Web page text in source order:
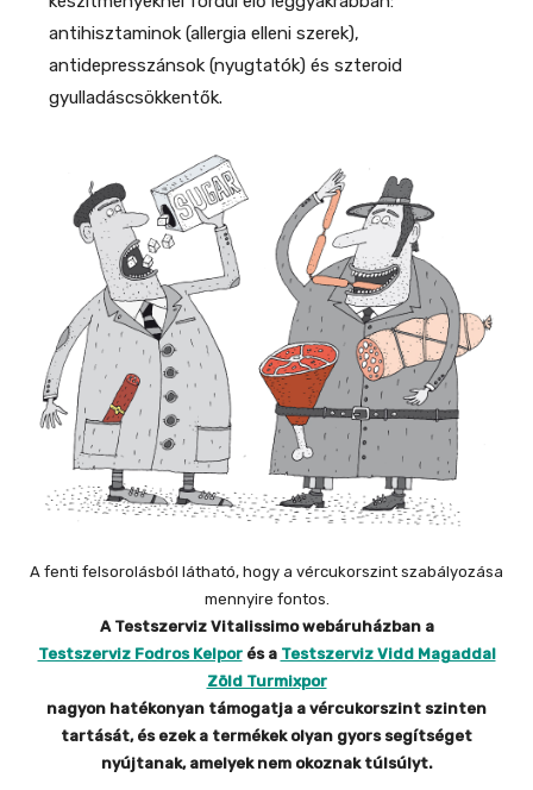
antihisztaminok (allergia elleni szerek),
antidepresszánsok (nyugtatók) és szteroid
gyulladáscsökkentők.
A fenti felsorolásból látható, hogy a vércukorszint szabályozása
mennyire fontos.
A Testszerviz Vitalissimo webáruházban a
Testszerviz Fodros Kelporés a Testszerviz Vidd Magaddal
Zöld Turmixpor
nagyon hatékonyan támogatja a vércukorszint szinten
tartását, és ezek a termékek olyan gyors segítséget
nyújtanak, amelyek nem okoznak túlsúlyt.